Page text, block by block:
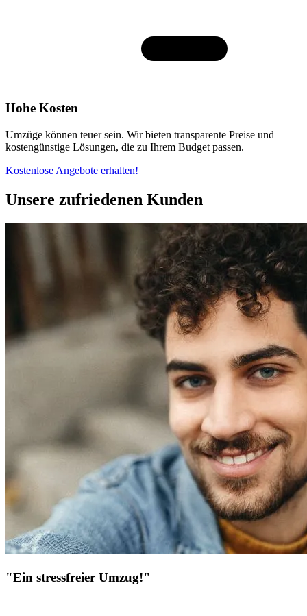
Hohe Kosten
Umzüge können teuer sein. Wir bieten transparente Preise und
kostengünstige Lösungen, die zu Ihrem Budget passen.
Kostenlose Angebote erhalten!
Unsere zufriedenen Kunden
"Ein stressfreier Umzug!"